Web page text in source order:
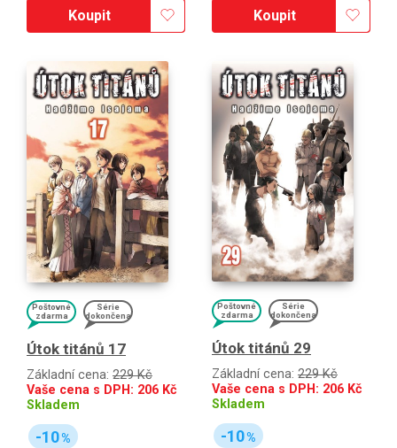
Koupit Koupit
Poštovné
zdarma
Série
dokončena
Útok titánů 17
Základní cena: 229 Kč
Vaše cena s DPH: 206 Kč
Skladem
-10%
Poštovné
zdarma
Série
dokončena
Útok titánů 29
Základní cena: 229 Kč
Vaše cena s DPH: 206 Kč
Skladem
-10%